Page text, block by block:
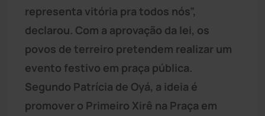
representa vitória pra todos nós”,
declarou. Com a aprovação da lei, os
povos de terreiro pretendem realizar um
evento festivo em praça pública.
Segundo Patrícia de Oyá, a ideia é
promover o Primeiro Xirê na Praça em